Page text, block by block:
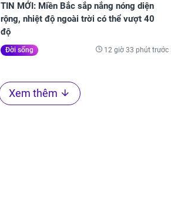
TIN MỚI: Miền Bắc sắp nắng nóng diện
rộng, nhiệt độ ngoài trời có thể vượt 40
độ
Đời sống 12 giờ 33 phút trước
Xem thêm